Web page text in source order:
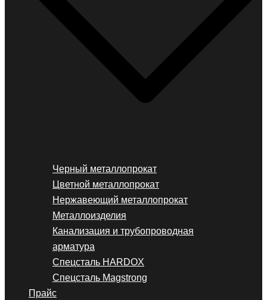
Черный металлопрокат
Цветной металлопрокат
Нержавеющий металлопрокат
Металлоизделия
Канализация и трубопроводная
арматура
Спецсталь HARDOX
Спецсталь Magstrong
Прайс